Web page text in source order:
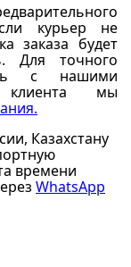
курьер не
заказа будет
Для точного
с нашими
мы
Казахстану
времени
WhatsApp